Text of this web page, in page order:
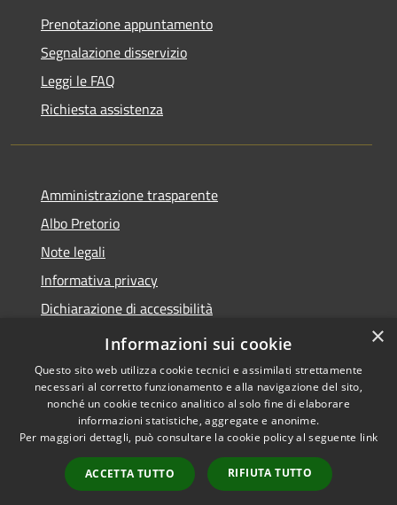
Prenotazione appuntamento
Segnalazione disservizio
Leggi le FAQ
Richiesta assistenza
Amministrazione trasparente
Albo Pretorio
Note legali
Informativa privacy
Dichiarazione di accessibilità
Obiettivi di accessibilità
Accessibilità
Copyright © 2026 • Comune di
San Giorgio Bigarello •
Powered byMunicipium
Accesso redazione
×
Informazioni sui cookie
Questo sito web utilizza cookie tecnici e assimilati strettamente
necessari al corretto funzionamento e alla navigazione del sito,
nonché un cookie tecnico analitico al solo fine di elaborare
informazioni statistiche, aggregate e anonime.
Per maggiori dettagli, può consultare la cookie policy al seguente link
ACCETTA TUTTO RIFIUTA TUTTO